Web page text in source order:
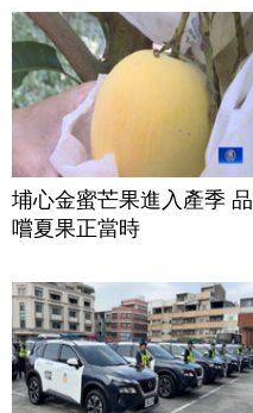
埔心金蜜芒果進入產季 品
嚐夏果正當時